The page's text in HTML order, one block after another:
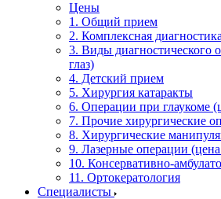
Цены
1. Общий прием
2. Комплексная диагностика
3. Виды диагностического
глаз)
4. Детский прием
5. Хирургия катаракты
6. Операции при глаукоме
7. Прочие хирургические
8. Хирургические
9. Лазерные операции (цена
10. Консервативно-
11. Ортокератология
Специалисты